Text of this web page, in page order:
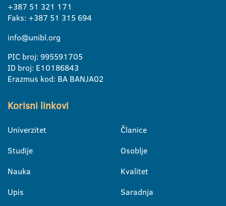
+387 51 321 171
Faks: +387 51 315 694
info@unibl.org
PIC broj: 995591705
ID broj: E10186843
Erazmus kod: BA BANJA02
Korisni linkovi
Univerzitet
Studije
Nauka
Upis
Članice
Osoblje
Kvalitet
Saradnja